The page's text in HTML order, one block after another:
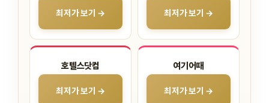
최저가 보기 → 최저가 보기 →
호텔스닷컴
최저가 보기 →
여기어때
최저가 보기 →